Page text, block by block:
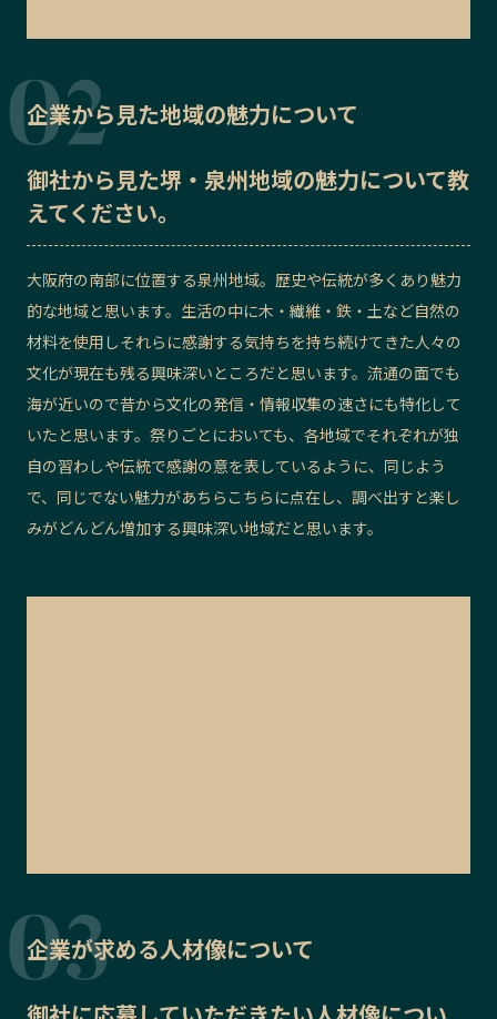
企業から見た地域の魅力について
御社から見た堺・泉州地域の魅力について教
えてください。
大阪府の南部に位置する泉州地域。歴史や伝統が多くあり魅力
的な地域と思います。生活の中に木・繊維・鉄・土など自然の
材料を使用しそれらに感謝する気持ちを持ち続けてきた人々の
文化が現在も残る興味深いところだと思います。流通の面でも
海が近いので昔から文化の発信・情報収集の速さにも特化して
いたと思います。祭りごとにおいても、各地域でそれぞれが独
自の習わしや伝統で感謝の意を表しているように、同じよう
で、同じでない魅力があちらこちらに点在し、調べ出すと楽し
みがどんどん増加する興味深い地域だと思います。
企業が求める人材像について